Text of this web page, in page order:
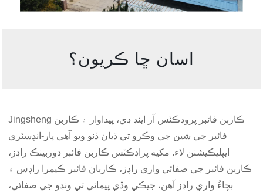
اسان ڇا ڪريون؟
Jingsheng ڪاربن فائبر پروڊڪٽس آر اينڊ ڊي، پيداوار ۽ ڪاربن
فائبر جي شين جي وڪرو تي ڌيان ڏنو ويو آهي پار-انڊسٽري
ايپليڪيشنن لاء. مکيه پراڊڪٽس ڪاربن فائبر دوربينڪ راڊز،
ڪاربن فائبر جي صفائي واري راڊز، ڪاربان فائبر ڪيمرا راڊس ۽
بچاءُ واري راڊز آهن، جيڪي وڏي پيماني تي ونڊو جي صفائي،